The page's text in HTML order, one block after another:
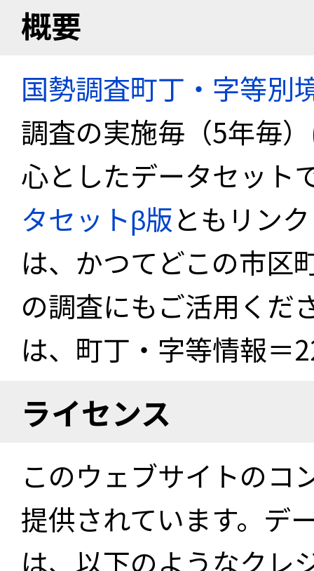
概要
国勢調査町丁・字等別
調査の実施毎（5年毎
心としたデータセット
タセットβ版ともリン
は、かつてどこの市区
の調査にもご活用くだ
は、町丁・字等情報＝
ライセンス
このウェブサイトのコ
提供されています。デ
は、以下のようなクレ